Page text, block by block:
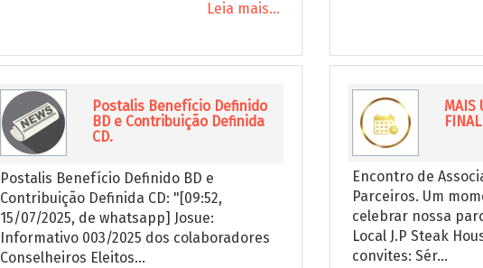
Leia mais...
Postalis Benefício Definido
BD e Contribuição Definida
CD.
Postalis Benefício Definido BD e
Contribuição Definida CD: "[09:52,
15/07/2025, de whatsapp] Josue:
Informativo 003/2025 dos colaboradores
Conselheiros Eleitos...
MAIS
Encontro de
Parceiros. Um
celebrar nossa
Local J.P Steak
convites: Sér...